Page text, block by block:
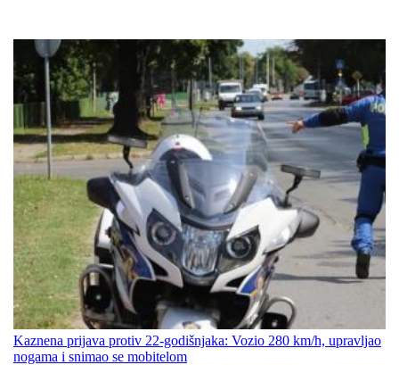
Kaznena prijava protiv 22-godišnjaka: Vozio 280 km/h, upravljao
nogama i snimao se mobitelom